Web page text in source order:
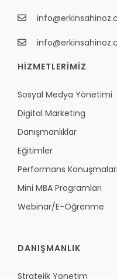
HİZMETLERİMİZ
Sosyal Medya Yönetimi
Digital Marketing
Danışmanlıklar
Eğitimler
Performans Konuşmaları
Mini MBA Programları
Webinar/E-Öğrenme
DANIŞMANLIK
Stratejik Yönetim